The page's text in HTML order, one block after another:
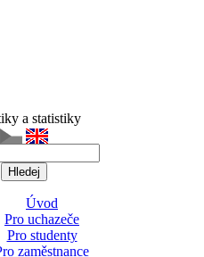
a statistiky
Úvod
Pro uchazeče
Pro studenty
zaměstnance